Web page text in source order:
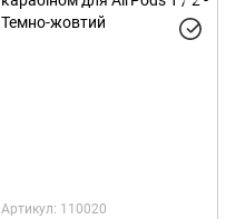
Артикул: 110020